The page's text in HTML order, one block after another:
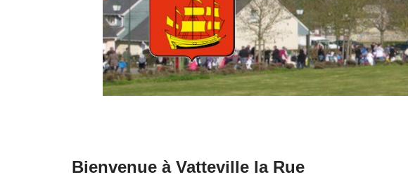
Bienvenue à Vatteville la Rue